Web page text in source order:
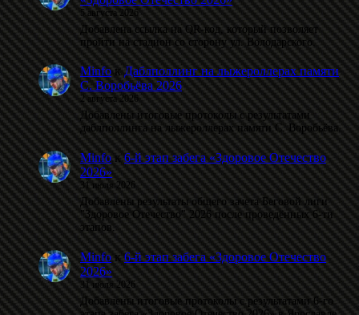
5 августа 2026
Добавлена ссылка на QR-код, который позволяет
пройти на стадион со сторону ул. Володарского.
MinfoкДаблполлинг на лыжероллерах памяти
С. Воробьёва 2026
2 августа 2026
Добавлены итоговые протоколы с результатами
даблполлинга на лыжероллерах памяти С. Воробьёва.
Minfoк6-й этап забега «Здоровое Отечество
2026»
31 июля 2026
Добавлены результаты общего зачета Беговой лиги
"Здоровое Отечество" 2026 после проведённых 6-ти
этапов.
Minfoк6-й этап забега «Здоровое Отечество
2026»
31 июля 2026
Добавлены итоговые протоколы с результатами 6-го